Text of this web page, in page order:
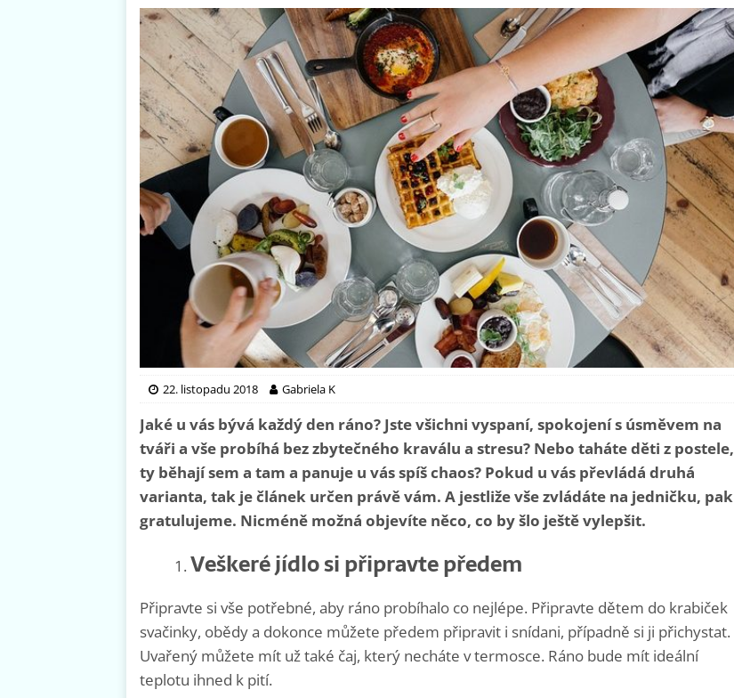
22. listopadu 2018 Gabriela K
Jaké u vás bývá každý den ráno? Jste všichni vyspaní, spokojení s úsměvem na
tváři a vše probíhá bez zbytečného kraválu a stresu? Nebo taháte děti z postele,
ty běhají sem a tam a panuje u vás spíš chaos? Pokud u vás převládá druhá
varianta, tak je článek určen právě vám. A jestliže vše zvládáte na jedničku, pak
gratulujeme. Nicméně možná objevíte něco, co by šlo ještě vylepšit.
Veškeré jídlo si připravte předem
Připravte si vše potřebné, aby ráno probíhalo co nejlépe. Připravte dětem do krabiček
svačinky, obědy a dokonce můžete předem připravit i snídani, případně si ji přichystat.
Uvařený můžete mít už také čaj, který necháte v termosce. Ráno bude mít ideální
teplotu ihned k pití.